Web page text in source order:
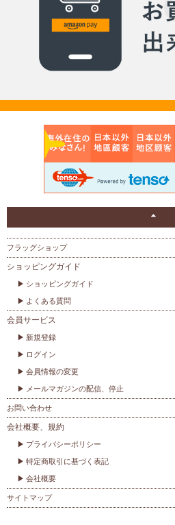
フラッグショップ
ショッピングガイド
ショッピングガイド
よくある質問
会員サービス
新規登録
ログイン
会員情報の変更
メールマガジンの配信、停止
お問い合わせ
会社概要、規約
プライバシーポリシー
特定商取引に基づく表記
会社概要
サイトマップ